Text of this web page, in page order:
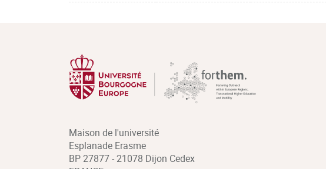
Maison de l'université
Esplanade Erasme
BP 27877 - 21078 Dijon Cedex